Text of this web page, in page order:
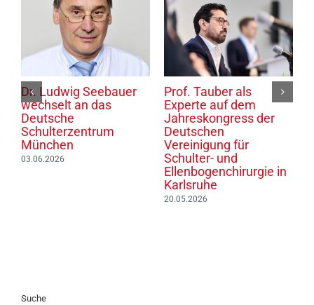
Dr. Ludwig Seebauer
wechselt an das
Deutsche
Schulterzentrum
München
03.06.2026
Prof. Tauber als
Experte auf dem
Jahreskongress der
Deutschen
Vereinigung für
Schulter- und
Ellenbogenchirurgie in
Karlsruhe
20.05.2026
Suche